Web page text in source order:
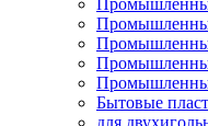
Бытовые
для